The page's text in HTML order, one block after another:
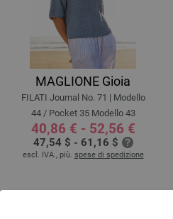
MAGLIONE Gioia
FILATI Journal No. 71 | Modello
44 / Pocket 35 Modello 43
40,86 € - 52,56 €
47,54 $ - 61,16 $
escl. IVA., più. spese di spedizione